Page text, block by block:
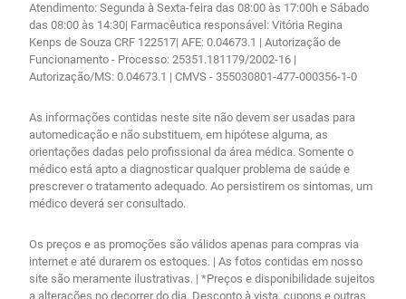
Atendimento: Segunda à Sexta-feira das 08:00 às 17:00h e Sábado
das 08:00 às 14:30| Farmacêutica responsável: Vitória Regina
Kenps de Souza CRF 122517| AFE: 0.04673.1 | Autorização de
Funcionamento - Processo: 25351.181179/2002-16 |
Autorização/MS: 0.04673.1 | CMVS - 355030801-477-000356-1-0
As informações contidas neste site não devem ser usadas para
automedicação e não substituem, em hipótese alguma, as
orientações dadas pelo profissional da área médica. Somente o
médico está apto a diagnosticar qualquer problema de saúde e
prescrever o tratamento adequado. Ao persistirem os sintomas, um
médico deverá ser consultado.
Os preços e as promoções são válidos apenas para compras via
internet e até durarem os estoques. | As fotos contidas em nosso
site são meramente ilustrativas. | *Preços e disponibilidade sujeitos
a alterações no decorrer do dia. Desconto à vista, cupons e outras